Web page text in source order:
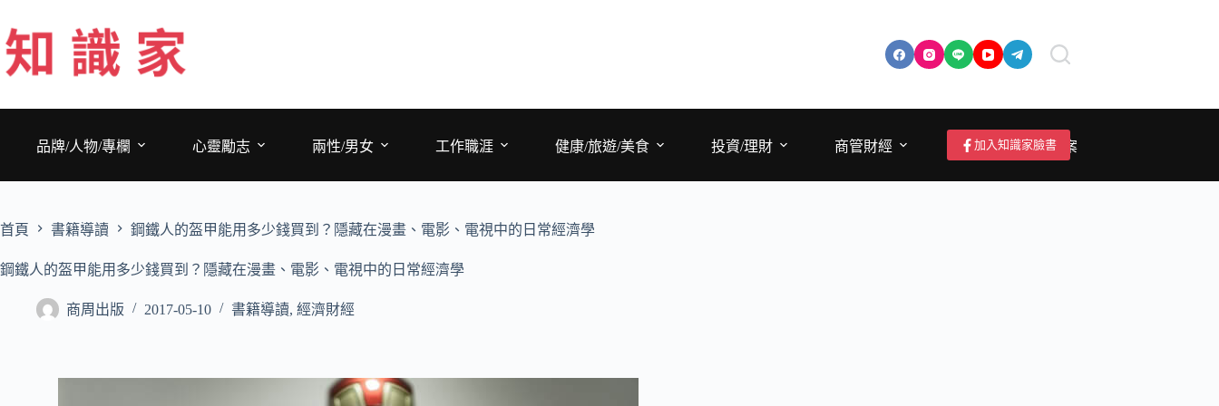
至
主
要
品牌/人物/專欄
心靈勵志 兩性/男女 工作職涯 健康/旅遊/美食 投資/理財 商管財經 成為作者/投稿/提案
加入知識家臉書
首頁 書籍導讀 鋼鐵人的盔甲能用多少錢買到？隱藏在漫畫、電影、電視中的日常經濟學
鋼鐵人的盔甲能用多少錢買到？隱藏在漫畫、電影、電視中的日常經濟學
商周出版 2017-05-10 書籍導讀, 經濟財經